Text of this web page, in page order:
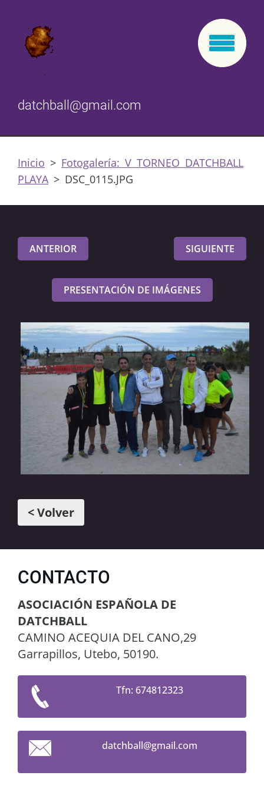
datchball@gmail.com
Inicio > Fotogalería: V TORNEO DATCHBALL
PLAYA > DSC_0115.JPG
ANTERIOR SIGUIENTE
PRESENTACIÓN DE IMÁGENES
< Volver
CONTACTO
ASOCIACIÓN ESPAÑOLA DE
DATCHBALL
CAMINO ACEQUIA DEL CANO,29
Garrapillos, Utebo, 50190.
Tfn: 674812323
datchball@gmail.com